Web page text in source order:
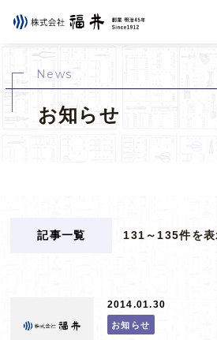
News
お知らせ
記事一覧 131～135件を
2014.01.30
お知らせ